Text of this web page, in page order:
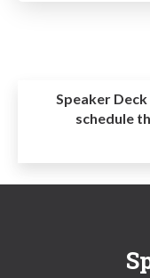
Speaker
schedule